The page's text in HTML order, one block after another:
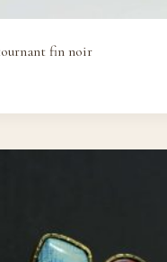
fin noir